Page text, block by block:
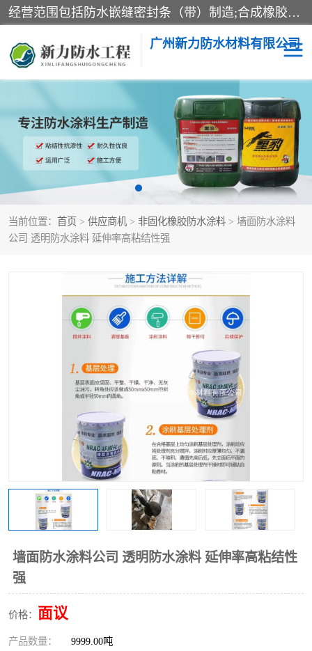
经营范围包括防水嵌缝密封条（带）制造;合成橡胶制造（监控化学品、危险化学品除外）;沥青混合物制造;防水胶粘带制造;其他合成材料制造（监控化学品、危险化学品除外）;涂料制造（监控化学品、危险化学品除外）;建筑结构防水补漏;防水建筑材料制造;粘合剂制造（监控化学品、危险化学品除外）;涂料零售;广州新力防水材料有限公司具有1处分支机构。
广州新力防水材料有限公司
当前位置： 首页 > 供应商机 > 非固化橡胶防水涂料 > 墙面防水涂料
公司 透明防水涂料 延伸率高粘结性强
墙面防水涂料公司 透明防水涂料 延伸率高粘结性
强
价格： 面议
产品数量： 9999.00吨
黑豹防水胶 建筑108胶水
乳化沥青防水涂料 自粘卷材
非固化橡胶防水涂料